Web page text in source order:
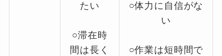
たい
○滞在時
間は長く
○体力に自信がな
い
○作業は短時間で